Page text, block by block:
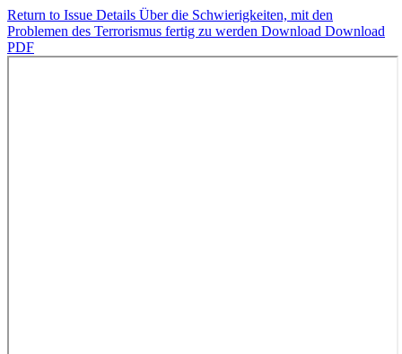
Return to Issue Details Über die Schwierigkeiten, mit den
Problemen des Terrorismus fertig zu werden Download Download
PDF